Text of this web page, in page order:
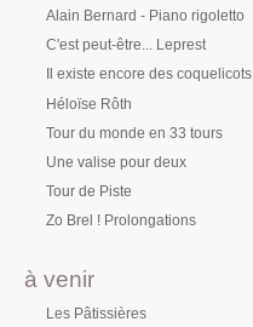
Alain Bernard - Piano rigoletto
C'est peut-être... Leprest
Il existe encore des coquelicots
Héloïse Rôth
Tour du monde en 33 tours
Une valise pour deux
Tour de Piste
Zo Brel ! Prolongations
à venir
Les Pâtissières